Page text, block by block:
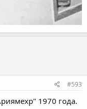
#593
1970 года.